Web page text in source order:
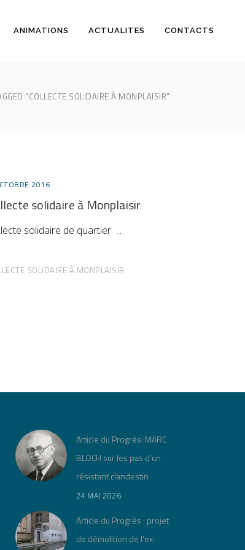
ANIMATIONS ACTUALITES CONTACTS
"COLLECTE SOLIDAIRE À MONPLAISIR"
2016
solidaire à Monplaisir
solidaire de quartier
SOLIDAIRE À MONPLAISIR
Article du Progrès: MARC
BLOCH sur les pas d’un
résistant clandestin
24 MAI 2026
Article du Progrès : projet
de démolition de l’ex-